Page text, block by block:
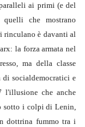
ai primi (e del
che mostrano
rinculano è davanti al
la forza armata nel
ma della classe
di socialdemocratici e
l'illusione che anche
sotto i colpi di Lenin,
dottrina fummo tra i